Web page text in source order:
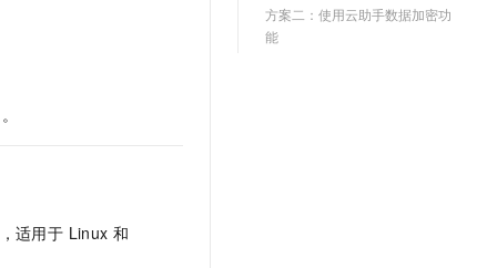
。
适用于 Linux 和
方案二：使用云助手数据加密功
能
高表现力语音合成大模型，语音克隆听感自然
激活高效办公新体验
上云场景组合购